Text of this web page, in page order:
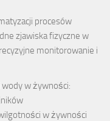
procesów
zjawiska fizyczne w
monitorowanie i
w żywności:
w żywności